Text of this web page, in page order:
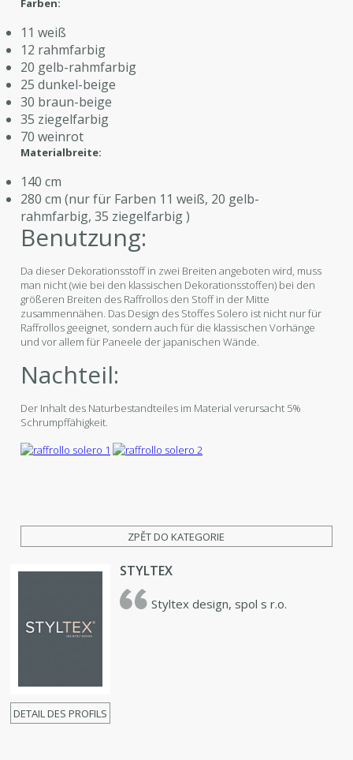
Farben:
11 weiß
12 rahmfarbig
20 gelb-rahmfarbig
25 dunkel-beige
30 braun-beige
35 ziegelfarbig
70 weinrot
Materialbreite:
140 cm
280 cm (nur für Farben 11 weiß, 20 gelb-
rahmfarbig, 35 ziegelfarbig )
Benutzung:
Da dieser Dekorationsstoff in zwei Breiten angeboten wird, muss
man nicht (wie bei den klassischen Dekorationsstoffen) bei den
größeren Breiten des Raffrollos den Stoff in der Mitte
zusammennähen. Das Design des Stoffes Solero ist nicht nur für
Raffrollos geeignet, sondern auch für die klassischen Vorhänge
und vor allem für Paneele der japanischen Wände.
Nachteil:
Der Inhalt des Naturbestandteiles im Material verursacht 5%
Schrumpffähigkeit.
ZPĚT DO KATEGORIE
DETAIL DES PROFILS
STYLTEX
Styltex design, spol s r.o.